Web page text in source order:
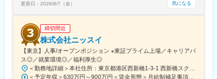
変更の範囲：会社の定める業務
更新日： 2026/8/7（金） 気になる
締切間近
株式会社ニッスイ
【東京】人事/オープンポジション ※東証プライム上場／キャリアパ
ス◎／就業環境◎／福利厚生◎